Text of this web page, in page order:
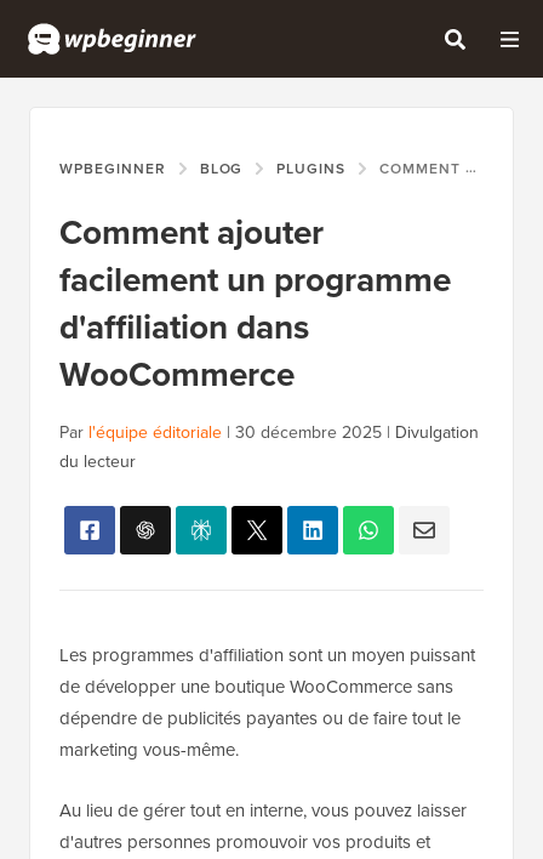
WPBEGINNER BLOG PLUGINS COMMENT AJOUTER FACILEMENT UN PROGRAMME D'AFFILIATION DANS WOOCOMMERCE
Comment ajouter
facilement un programme
d'affiliation dans
WooCommerce
Par l'équipe éditoriale | 30 décembre 2025 | Divulgation
du lecteur
Les programmes d'affiliation sont un moyen puissant
de développer une boutique WooCommerce sans
dépendre de publicités payantes ou de faire tout le
marketing vous-même.
Au lieu de gérer tout en interne, vous pouvez laisser
d'autres personnes promouvoir vos produits et